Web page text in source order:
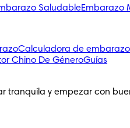
SaludableEmbarazo
Calculadora de
Chino De GéneroGuías
tranquila y empezar con